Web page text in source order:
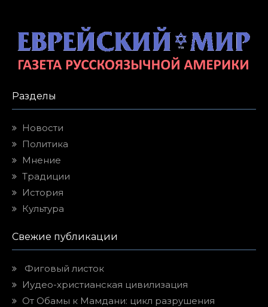
Разделы
Новости
Политика
Мнение
Традиции
История
Культура
Свежие публикации
Фиговый листок
Иудео-христианская цивилизация
От Обамы к Мамдани: цикл разрушения